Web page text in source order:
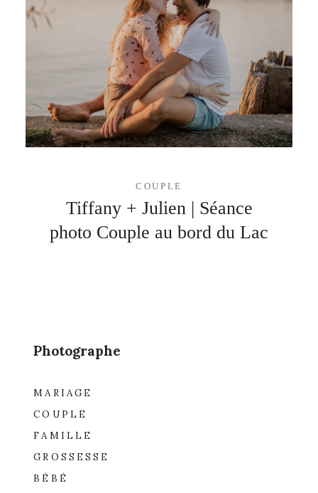
COUPLE
Tiffany + Julien | Séance
photo Couple au bord du Lac
Photographe
MARIAGE
COUPLE
FAMILLE
GROSSESSE
BÉBÉ